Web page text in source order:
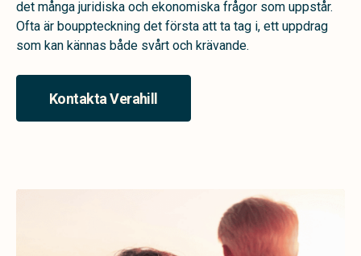
det många juridiska och ekonomiska frågor som uppstår.
Ofta är bouppteckning det första att ta tag i, ett uppdrag
som kan kännas både svårt och krävande.
Kontakta Verahill